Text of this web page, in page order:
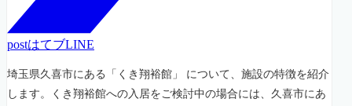
postはてブLINE
埼玉県久喜市にある「くき翔裕館」 について、施設の特徴を紹介
します。くき翔裕館への入居をご検討中の場合には、久喜市にあ